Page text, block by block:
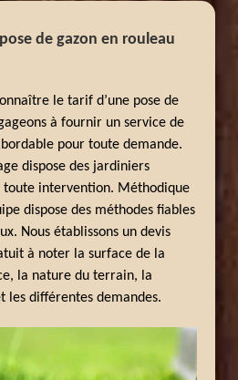
de gazon en rouleau
le tarif d’une pose de
à fournir un service de
pour toute demande.
dispose des jardiniers
intervention. Méthodique
dispose des méthodes fiables
Nous établissons un devis
à noter la surface de la
la nature du terrain, la
les différentes demandes.